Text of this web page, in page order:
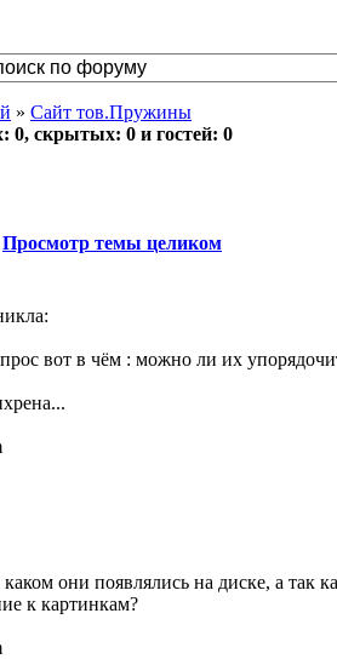
» Сайт тов.Пружины
0, скрытых: 0 и гостей: 0
Просмотр темы целиком
вот в чём : можно ли их
они появлялись на диске, а так
к картинкам?